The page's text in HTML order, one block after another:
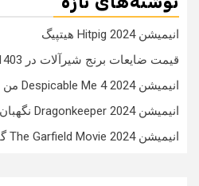
انیمیشن Hitpig 2024 هیتپیگ
قیمت ضایعات برنج شیرآلات در 1403
انیمیشن Despicable Me 4 2024 من نفرت انگیز 4
انیمیشن Dragonkeeper 2024 نگهبان اژدها
انیمیشن The Garfield Movie 2024 گارفیلد